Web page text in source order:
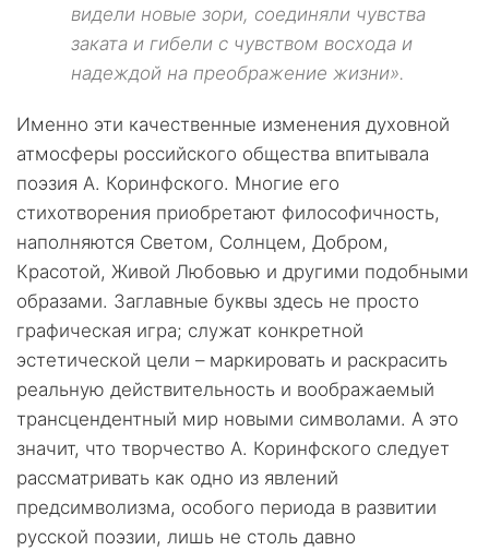
видели новые зори, соединяли чувства
заката и гибели с чувством восхода и
надеждой на преображение жизни».
Именно эти качественные изменения духовной
атмосферы российского общества впитывала
поэзия А. Коринфского. Многие его
стихотворения приобретают философичность,
наполняются Светом, Солнцем, Добром,
Красотой, Живой Любовью и другими подобными
образами. Заглавные буквы здесь не просто
графическая игра; служат конкретной
эстетической цели – маркировать и раскрасить
реальную действительность и воображаемый
трансцендентный мир новыми символами. А это
значит, что творчество А. Коринфского следует
рассматривать как одно из явлений
предсимволизма, особого периода в развитии
русской поэзии, лишь не столь давно